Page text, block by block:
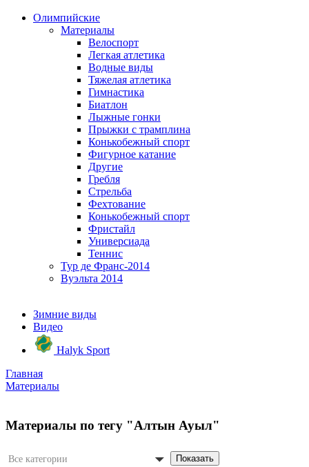
Олимпийские
Материалы
Велоспорт
Легкая атлетика
Водные виды
Тяжелая атлетика
Гимнастика
Биатлон
Лыжные гонки
Прыжки с трамплина
Конькобежный спорт
Фигурное катание
Другие
Гребля
Стрельба
Фехтование
Конькобежный спорт
Фристайл
Универсиада
Теннис
Тур де Франс-2014
Вуэльта 2014
Зимние виды
Видео
Halyk Sport
Главная
Материалы
Материалы по тегу "Алтын Ауыл"
Все категории Показать